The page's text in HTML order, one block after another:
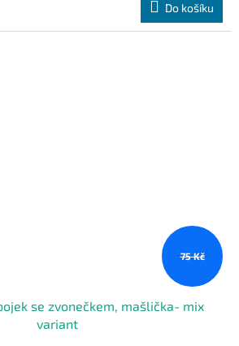
Do košíku
75 Kč
se zvonečkem, mašlička- mix
variant